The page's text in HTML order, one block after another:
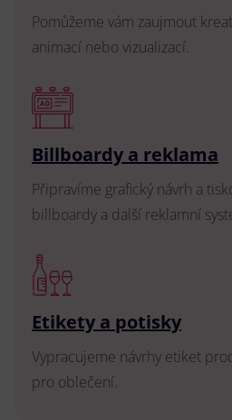
Pomůžeme vám zaujmout
animací nebo vizualizací.
Billboardy a reklama
Připravíme grafický návrh a
billboardy a další reklamní
Etikety a potisky
Vypracujeme návrhy etiket
pro oblečení.